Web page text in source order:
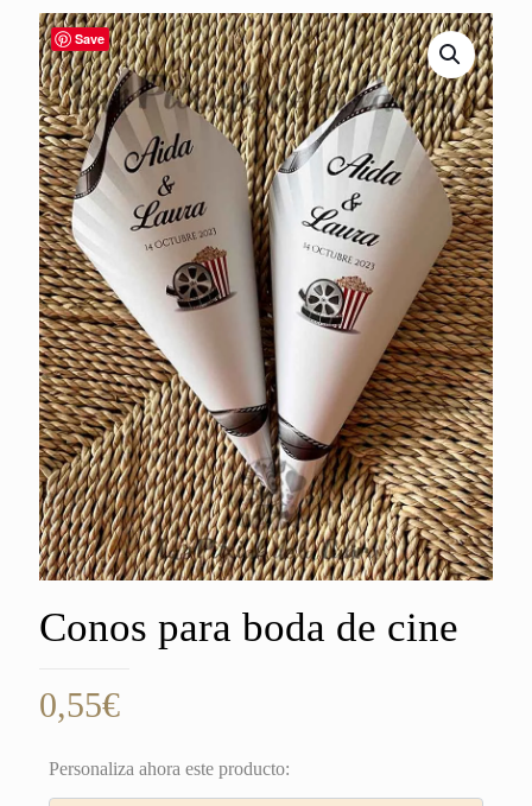
Save
Conos para boda de cine
0,55€
Personaliza ahora este producto: